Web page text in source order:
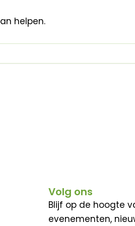
helpen.
Volg ons
Blijf op de hoogte
evenementen,